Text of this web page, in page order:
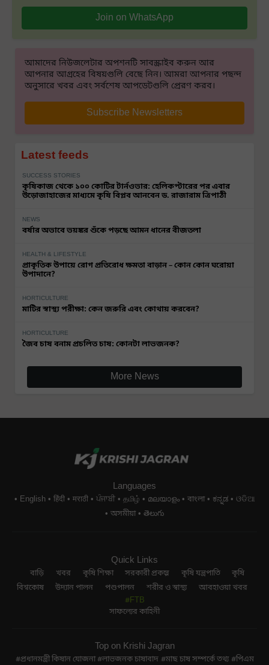
Join on WhatsApp
আমাদের নিউজলেটার অপশনটি সাবস্ক্রাইব করুন আর
আপনার আগ্রহের বিষয়গুলি বেছে নিন। আমরা আপনার পছন্দ
অনুসারে খবর এবং সর্বশেষ আপডেটগুলি প্রেরণ করব।
Subscribe Newsletters
Latest feeds
SUCCESS STORIES
কৃষিকাজ থেকে ১০০ কোটির টার্নওভার: হেলিকপ্টারের পর এবার
উড়োজাহাজের মাধ্যমে কৃষি বিপ্লব আনবেন ড. রাজারাম ত্রিপাঠী
NEWS
বর্ষার অভাবে ভয়ঙ্কর শুঁকে পড়ছে আমন ধানের বীজতলা
HEALTH & LIFESTYLE
প্রাকৃতিক উপায়ে রোগ প্রতিরোধ ক্ষমতা বাড়ান – কোন কোন ঘরোয়া
উপাদানে?
HORTICULTURE
মাটির স্বাস্থ্য পরীক্ষা: কেন জরুরি এবং কোথায় করবেন?
HORTICULTURE
জৈব চাষ বনাম প্রচলিত চাষ: কোনটা লাভজনক?
More News
Languages
English हिंदी मराठी ਪੰਜਾਬੀ தமிழ் മലയാളം বাংলা ಕನ್ನಡ
ଓଡିଆ
অসমীয়া
తెలుగు
Quick Links
বাড়ি খবর কৃষি শিক্ষা সরকারী প্রকল্প কৃষি যন্ত্রপাতি
কৃষি
বিশ্বকোষ
উদ্যান পালন পশুপালন শরীর ও স্বাস্থ্য
আবহাওয়া খবর
#FTB
সাফল্যের কাহিনী
Top on Krishi Jagran
প্রধানমন্ত্রী কিষান যোজনা লাভজনক চাষাবাদ মাছ চাষ সম্পর্কে তথ্য পিএম